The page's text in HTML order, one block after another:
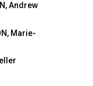
Andrew
Marie-